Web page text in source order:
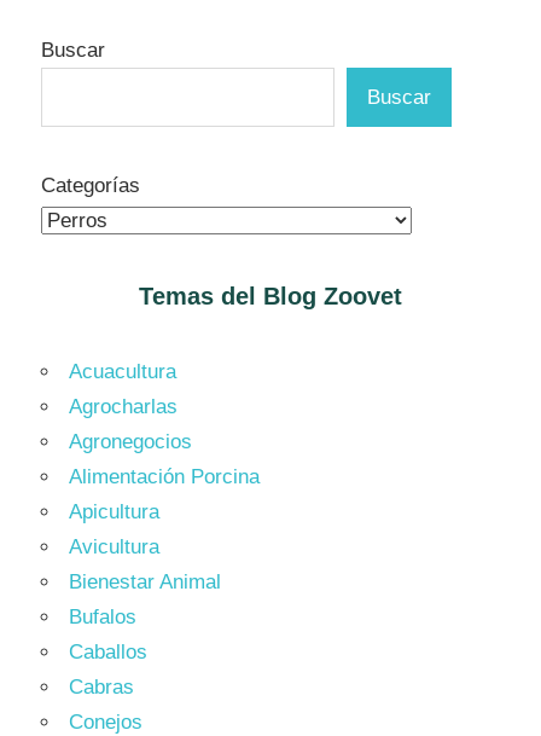
Buscar
Buscar
Categorías
Temas del Blog Zoovet
Acuacultura
Agrocharlas
Agronegocios
Alimentación Porcina
Apicultura
Avicultura
Bienestar Animal
Bufalos
Caballos
Cabras
Conejos